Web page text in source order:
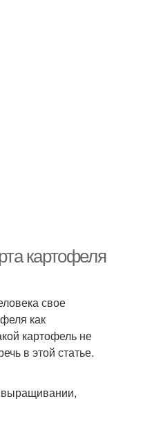
картофеля
свое
как
картофель не
в этой статье.
выращивании,